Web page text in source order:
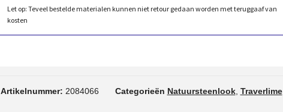
Let op: Teveel bestelde materialen kunnen niet retour gedaan worden met teruggaaf van
kosten
Artikelnummer: 2084066 Categorieën Natuursteenlook, Traverlime